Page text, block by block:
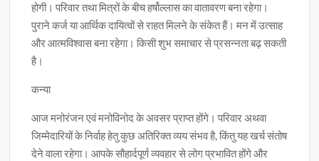
होगी। परिवार तथा मित्रों के बीच हर्षोल्लास का वातावरण बना रहेगा।
पुराने कर्ज या आर्थिक दायित्वों से राहत मिलने के संकेत हैं। मन में उत्साह
और आत्मविश्वास बना रहेगा। किसी शुभ समाचार से प्रसन्नता बढ़ सकती
है।
कन्या
आज मनोरंजन एवं मनोविनोद के अवसर प्राप्त होंगे। परिवार अथवा
जिम्मेदारियों के निर्वाह हेतु कुछ अतिरिक्त व्यय संभव है, किंतु यह खर्च संतोष
देने वाला रहेगा। आपके सौहार्दपूर्ण व्यवहार से लोग प्रभावित होंगे और